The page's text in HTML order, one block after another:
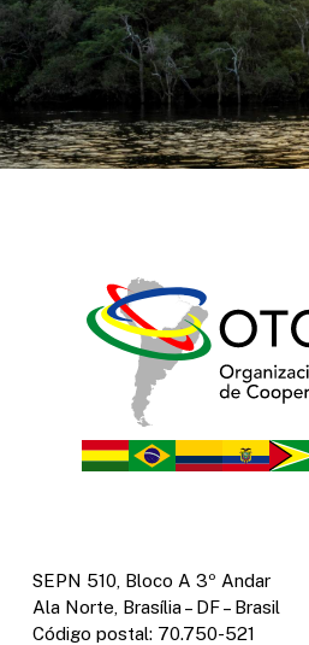
SEPN 510, Bloco A 3º Andar
Ala Norte, Brasília – DF – Brasil
Código postal: 70.750-521